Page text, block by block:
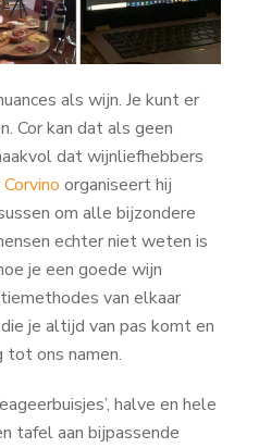
als wijn. Je kunt er
Cor kan dat als geen
dat wijnliefhebbers
Corvino organiseert hij
om alle bijzondere
echter niet weten is
je een goede wijn
van elkaar
je altijd van pas komt en
tot ons namen.
halve en hele
tafel aan bijpassende